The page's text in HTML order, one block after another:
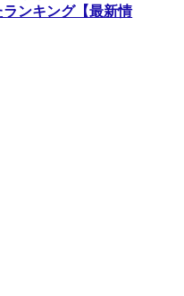
ンキング【最新情